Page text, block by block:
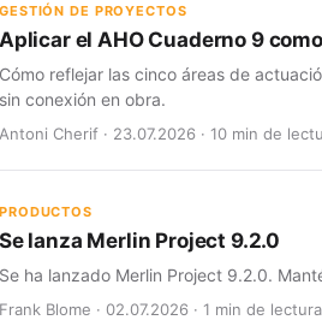
GESTIÓN DE PROYECTOS
Aplicar el AHO Cuaderno 9
Cómo reflejar las cinco áreas de
sin conexión en obra.
Antoni Cherif · 23.07.2026 · 10 min de
PRODUCTOS
Se lanza Merlin Project 9.2.0
Se ha lanzado Merlin Project 9.2.0.
Frank Blome · 02.07.2026 · 1 min de lectura